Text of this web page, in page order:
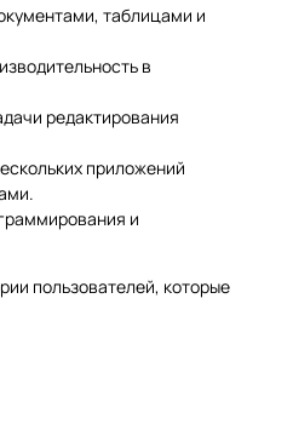
таблицами и
в
редактирования
приложений
и
пользователей, которые